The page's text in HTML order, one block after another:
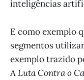
inteligências
E como exemplo
segmentos
exemplo trazido
A Luta Contra o